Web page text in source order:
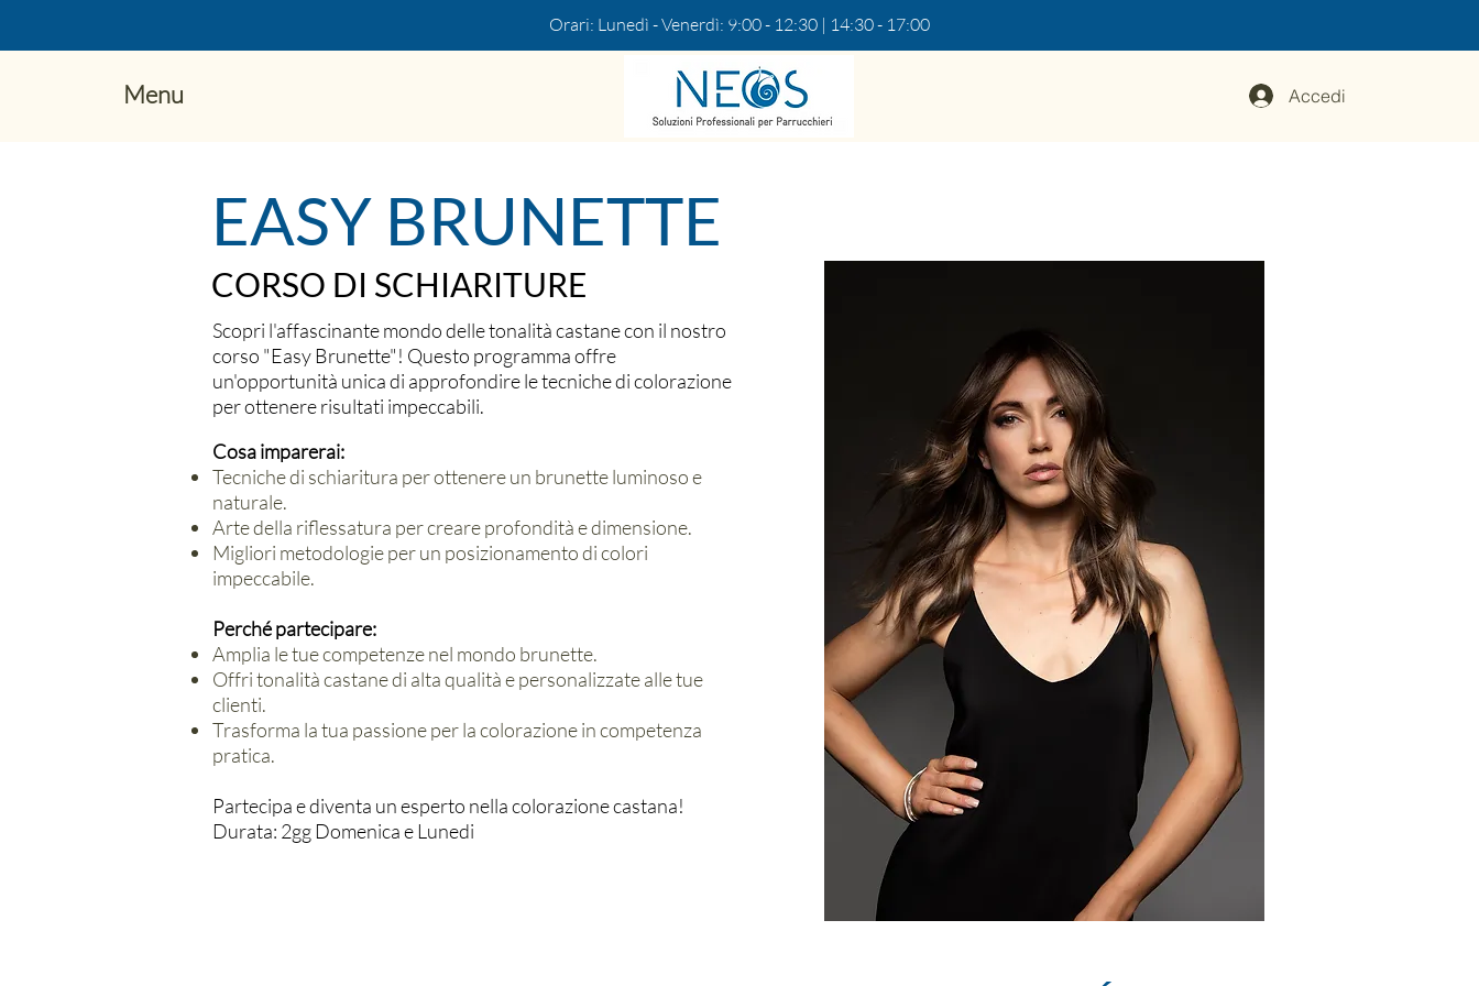
Orari: Lunedì - Venerdì: 9:00 - 12:30 | 14:30 - 17:00
Menu Accedi
EASY BRUNETTE
CORSO DI SCHIARITURE
Scopri l'affascinante mondo delle tonalità castane con il nostro
corso "Easy Brunette"! Questo programma offre
un'opportunità unica di approfondire le tecniche di colorazione
per ottenere risultati impeccabili.
Cosa imparerai:
Tecniche di schiaritura per ottenere un brunette luminoso e
naturale.
Arte della riflessatura per creare profondità e dimensione.
Migliori metodologie per un posizionamento di colori
impeccabile.
Perché partecipare:
Amplia le tue competenze nel mondo brunette.
Offri tonalità castane di alta qualità e personalizzate alle tue
clienti.
Trasforma la tua passione per la colorazione in competenza
pratica.
Partecipa e diventa un esperto nella colorazione castana!
Durata: 2gg Domenica e Lunedi